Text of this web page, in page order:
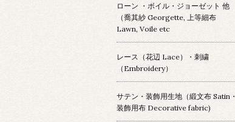
ローン ・ボイル・ジョーゼット 他
（喬其紗 Georgette, 上等細布
Lawn, Voile etc
レース（花辺 Lace）・刺繍
（Embroidery）
サテン・装飾用生地（緞文布 Satin・
装飾用布 Decorative fabric)